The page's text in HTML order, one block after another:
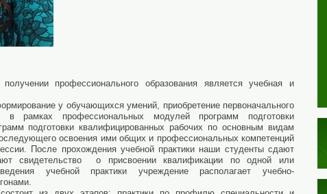
профессионального образования является учебная и
у обучающихся умений, приобретение первоначального
в рамках профессиональных модулей программ подготовки
подготовки квалифицированных рабочих по основным видам
освоения ими общих и профессиональных компетенций
После прохождения учебной практики наши студенты сдают
свидетельство о присвоении квалификации по одной или
учебной практики учреждение располагает учебно-